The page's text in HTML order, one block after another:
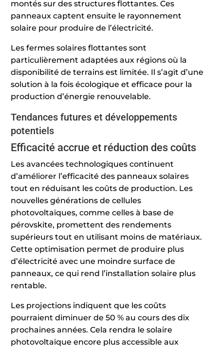
montés sur des structures flottantes. Ces
panneaux captent ensuite le rayonnement
solaire pour produire de l’électricité.
Les fermes solaires flottantes sont
particulièrement adaptées aux régions où la
disponibilité de terrains est limitée. Il s’agit d’une
solution à la fois écologique et efficace pour la
production d’énergie renouvelable.
Tendances futures et développements
potentiels
Efficacité accrue et réduction des coûts
Les avancées technologiques continuent
d’améliorer l’efficacité des panneaux solaires
tout en réduisant les coûts de production. Les
nouvelles générations de cellules
photovoltaïques, comme celles à base de
pérovskite, promettent des rendements
supérieurs tout en utilisant moins de matériaux.
Cette optimisation permet de produire plus
d’électricité avec une moindre surface de
panneaux, ce qui rend l’installation solaire plus
rentable.
Les projections indiquent que les coûts
pourraient diminuer de 50 % au cours des dix
prochaines années. Cela rendra le solaire
photovoltaïque encore plus accessible aux